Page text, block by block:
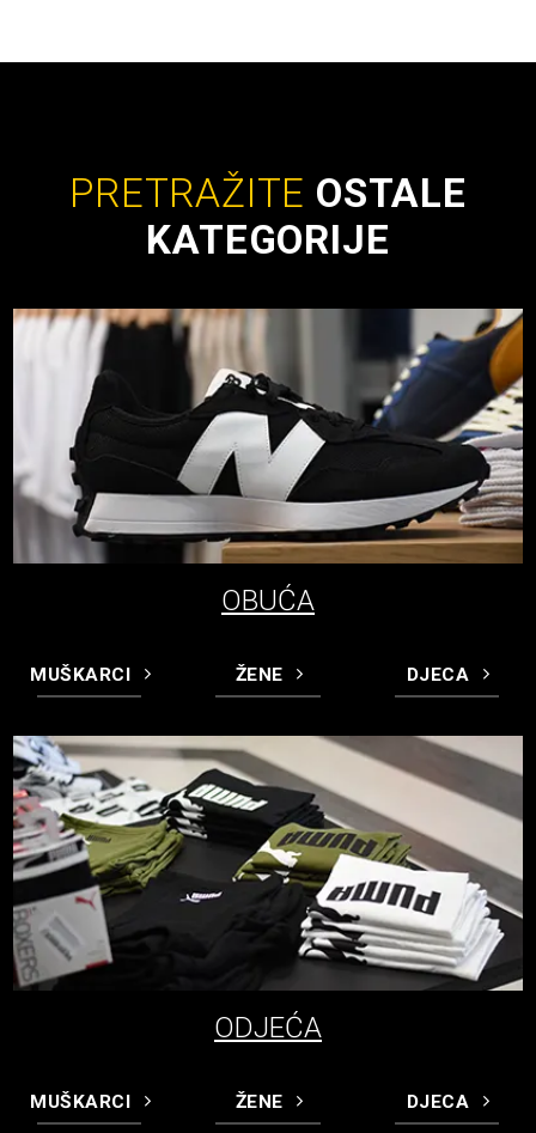
PRETRAŽITE OSTALE
KATEGORIJE
OBUĆA
MUŠKARCI ŽENE DJECA
ODJEĆA
MUŠKARCI ŽENE DJECA